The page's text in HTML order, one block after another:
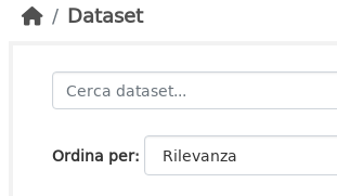
Dataset
Ordina per